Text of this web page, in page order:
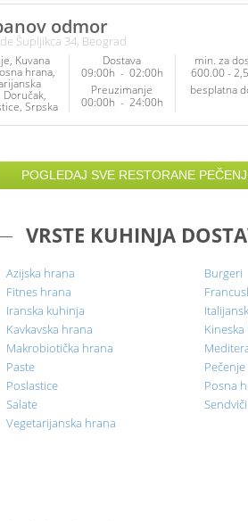
mora
Srpska
Veganska odmor
Šupljikca 34, Beograd
Kuvana
hrana
Doručak
Srpska
Dostava
09:00h - 02:00h
Preuzimanje
00:00h - 24:00h
min. za
600.00 -
besplatna
POGLEDAJ SVE RESTORANE
VRSTE KUHINJA
Azijska hrana Burgeri
Fitnes hrana
Iranska kuhinja
Kavkavska hrana
Makrobiotička hrana
Paste Pečenje
Poslastice Posna
Salate Sendviči
Vegetarijanska hrana